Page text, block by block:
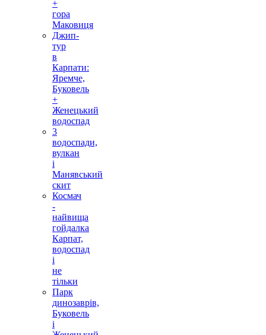
+
гора
Маковиця
Джип-
тур
в
Карпати:
Яремче,
Буковель
+
Женецький
водоспад
3
водоспади,
вулкан
і
Манявський
скит
Космач
-
найвища
гойдалка
Карпат,
водоспад
і
не
тільки
Парк
динозаврів,
Буковель
і